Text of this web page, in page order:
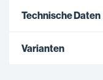
Technische Daten
Varianten